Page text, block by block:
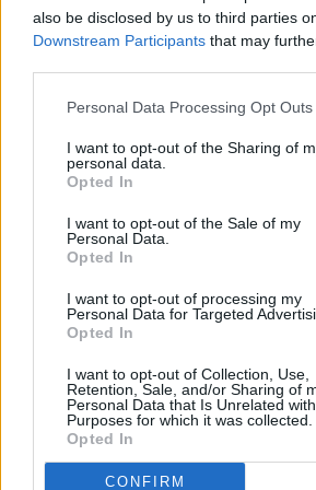
also be disclosed by us to third parties
Downstream Participants that may
Personal Data Processing Opt Outs
I want to opt-out of the Sharing of
personal data.
Opted In
I want to opt-out of the Sale of my
Personal Data.
Opted In
I want to opt-out of processing my
Personal Data for Targeted
Opted In
I want to opt-out of Collection, Use,
Retention, Sale, and/or Sharing of
Personal Data that Is Unrelated
Purposes for which it was collected.
Opted In
CONFIRM
Blogi
kibiców